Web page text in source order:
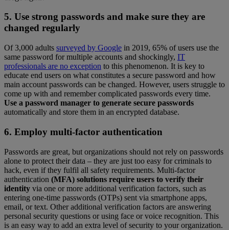
5. Use strong passwords and make sure they are
changed regularly
Of 3,000 adults surveyed by Google in 2019, 65% of users use the
same password for multiple accounts and shockingly, IT
professionals are no exception to this phenomenon. It is key to
educate end users on what constitutes a secure password and how
main account passwords can be changed. However, users struggle to
come up with and remember complicated passwords every time.
Use a password manager to generate secure passwords
automatically and store them in an encrypted database.
6. Employ multi-factor authentication
Passwords are great, but organizations should not rely on passwords
alone to protect their data – they are just too easy for criminals to
hack, even if they fulfil all safety requirements. Multi-factor
authentication (MFA) solutions require users to verify their
identity via one or more additional verification factors, such as
entering one-time passwords (OTPs) sent via smartphone apps,
email, or text. Other additional verification factors are answering
personal security questions or using face or voice recognition. This
is an easy way to add an extra level of security to your organization.